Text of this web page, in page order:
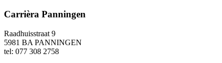
Carrièra Panningen
Raadhuisstraat 9
5981 BA PANNINGEN
tel: 077 308 2758